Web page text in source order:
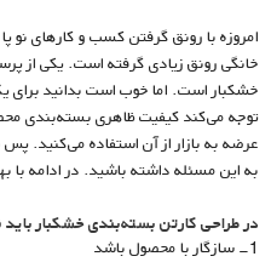
امروزه با رونق گرفتن کسب‌ و کارهای
خانگی رونق زیادی گرفته است. یکی از
خشکبار است. اما خوب است بدانید برای
توجه می‌کند کیفیت ظاهری بسته‌بندی
عرضه به بازار از آن استفاده می‌کنید. پس
به این مسئله داشته باشید. در ادامه با
در طراحی کارتن بسته‌بندی خشکبار باید
1- سازگار با محصول باشد